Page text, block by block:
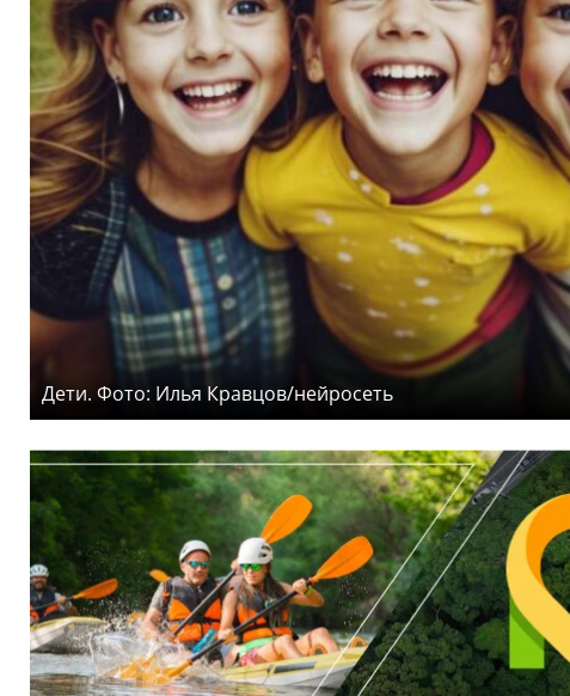
Дети. Фото: Илья Кравцов/нейросеть